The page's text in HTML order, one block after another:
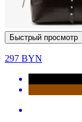
Быстрый просмотр
297 BYN